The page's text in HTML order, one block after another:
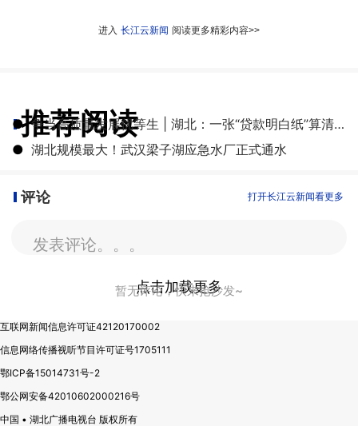
进入 长江云新闻 阅读更多精彩内容>>
推荐阅读
●
争当高质量发展优等生 | 湖北：一张“贷款明白纸”算清融资成本账
● 湖北规模最大！武汉梁子湖应急水厂正式通水
评论 打开长江云新闻看更多
发表评论。。。
暂无评论，快来抢沙发~
点击加载更多
互联网新闻信息许可证42120170002
信息网络传播视听节目许可证号1705111
鄂ICP备15014731号-2
鄂公网安备42010602000216号
中国 • 湖北广播电视台 版权所有